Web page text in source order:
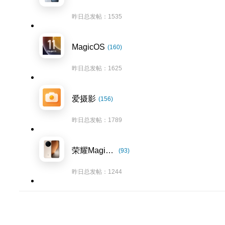
昨日总发帖：1535
MagicOS (160)
昨日总发帖：1625
爱摄影 (156)
昨日总发帖：1789
荣耀Magic8系列 (93)
昨日总发帖：1244